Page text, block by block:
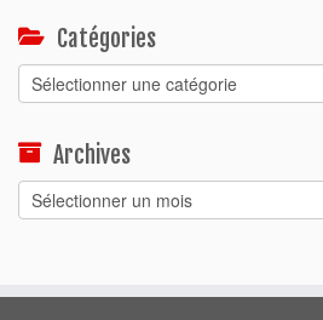
Catégories
Catégories
Archives
Archives